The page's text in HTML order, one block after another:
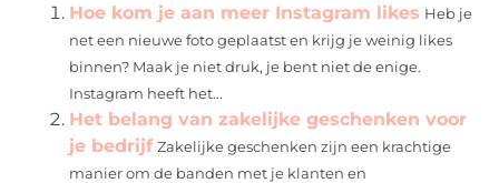
Hoe kom je aan meer Instagram likes Heb je
net een nieuwe foto geplaatst en krijg je weinig likes
binnen? Maak je niet druk, je bent niet de enige.
Instagram heeft het...
Het belang van zakelijke geschenken voor
je bedrijf Zakelijke geschenken zijn een krachtige
manier om de banden met je klanten en